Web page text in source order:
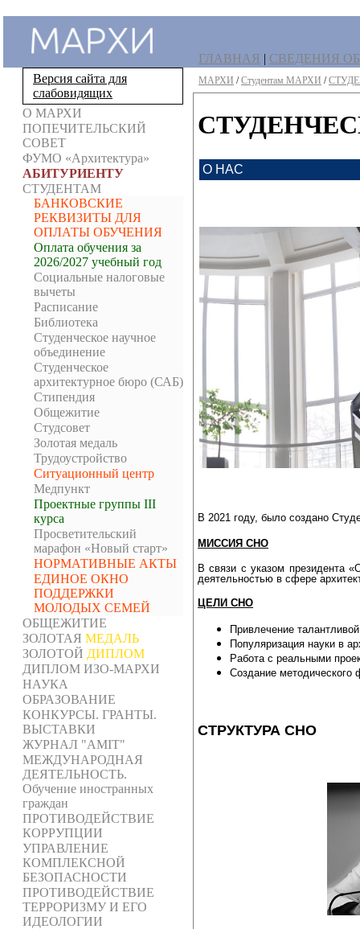
Версия сайта для
слабовидящих
О МАРХИ
ПОПЕЧИТЕЛЬСКИЙ
СОВЕТ
ФУМО «Архитектура»
АБИТУРИЕНТУ
СТУДЕНТАМ
БАНКОВСКИЕ
РЕКВИЗИТЫ ДЛЯ
ОПЛАТЫ ОБУЧЕНИЯ
Оплата обучения за
2026/2027 учебный год
Социальные налоговые
вычеты
Расписание
Библиотека
Студенческое научное
объединение
Студенческое
архитектурное бюро (САБ)
Стипендия
Общежитие
Студсовет
Золотая медаль
Трудоустройство
Ситуационный центр
Медпункт
Проектные группы III
курса
Просветительский
марафон «Новый старт»
НОРМАТИВНЫЕ АКТЫ
ЕДИНОЕ ОКНО
ПОДДЕРЖКИ
МОЛОДЫХ СЕМЕЙ
ОБЩЕЖИТИЕ
ЗОЛОТАЯ МЕДАЛЬ
ЗОЛОТОЙ ДИПЛОМ
ДИПЛОМ ИЗО-МАРХИ
НАУКА
ОБРАЗОВАНИЕ
КОНКУРСЫ. ГРАНТЫ.
ВЫСТАВКИ
ЖУРНАЛ "AMIT"
МЕЖДУНАРОДНАЯ
ДЕЯТЕЛЬНОСТЬ.
Обучение иностранных
граждан
ПРОТИВОДЕЙСТВИЕ
КОРРУПЦИИ
УПРАВЛЕНИЕ
КОМПЛЕКСНОЙ
БЕЗОПАСНОСТИ
ПРОТИВОДЕЙСТВИЕ
ТЕРРОРИЗМУ И ЕГО
ИДЕОЛОГИИ
ГЛАВНАЯ | СВЕДЕНИЯ
МАРХИ /Студентам МАРХИ /
О НАС
В 2021 году, было создано
МИССИЯ СНО
В связи с указом президента
деятельностью в сфере
ЦЕЛИ СНО
Привлечение
Популяризация науки в
Работа с реальными
Создание методического
СТРУКТУРА СНО